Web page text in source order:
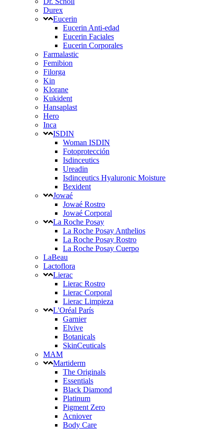
Durex
Eucerin
Eucerin Anti-edad
Eucerin Faciales
Eucerin Corporales
Farmalastic
Femibion
Filorga
Kin
Klorane
Kukident
Hansaplast
Hero
Inca
ISDIN
Woman ISDIN
Fotoprotección
Isdinceutics
Ureadin
Isdinceutics Hyaluronic Moisture
Bexident
Jowaé
Jowaé Rostro
Jowaé Corporal
La Roche Posay
La Roche Posay Anthelios
La Roche Posay Rostro
La Roche Posay Cuerpo
LaBeau
Lactoflora
Lierac
Lierac Rostro
Lierac Corporal
Lierac Limpieza
L'Oréal París
Garnier
Elvive
Botanicals
SkinCeuticals
MAM
Martiderm
The Originals
Essentials
Black Diamond
Platinum
Pigment Zero
Acniover
Body Care